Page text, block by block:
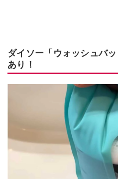
ダイソー「ウォッシュバ
あり！